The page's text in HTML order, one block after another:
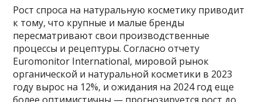
Рост спроса на натуральную косметику приводит
к тому, что крупные и малые бренды
пересматривают свои производственные
процессы и рецептуры. Согласно отчету
Euromonitor International, мировой рынок
органической и натуральной косметики в 2023
году вырос на 12%, и ожидания на 2024 год еще